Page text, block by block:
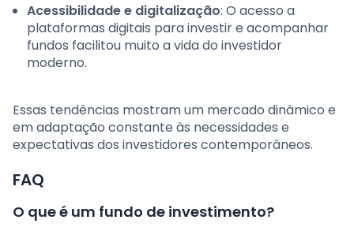
Acessibilidade e digitalização: O acesso a
plataformas digitais para investir e acompanhar
fundos facilitou muito a vida do investidor
moderno.
Essas tendências mostram um mercado dinâmico e
em adaptação constante às necessidades e
expectativas dos investidores contemporâneos.
FAQ
O que é um fundo de investimento?